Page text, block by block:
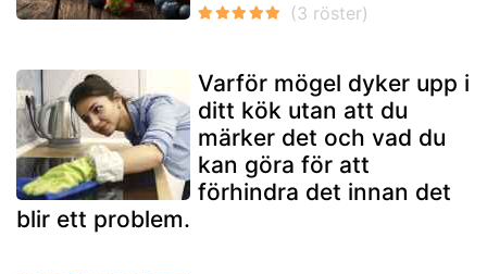
Varför mögel dyker upp i
ditt kök utan att du
märker det och vad du
kan göra för att
förhindra det innan det
blir ett problem.